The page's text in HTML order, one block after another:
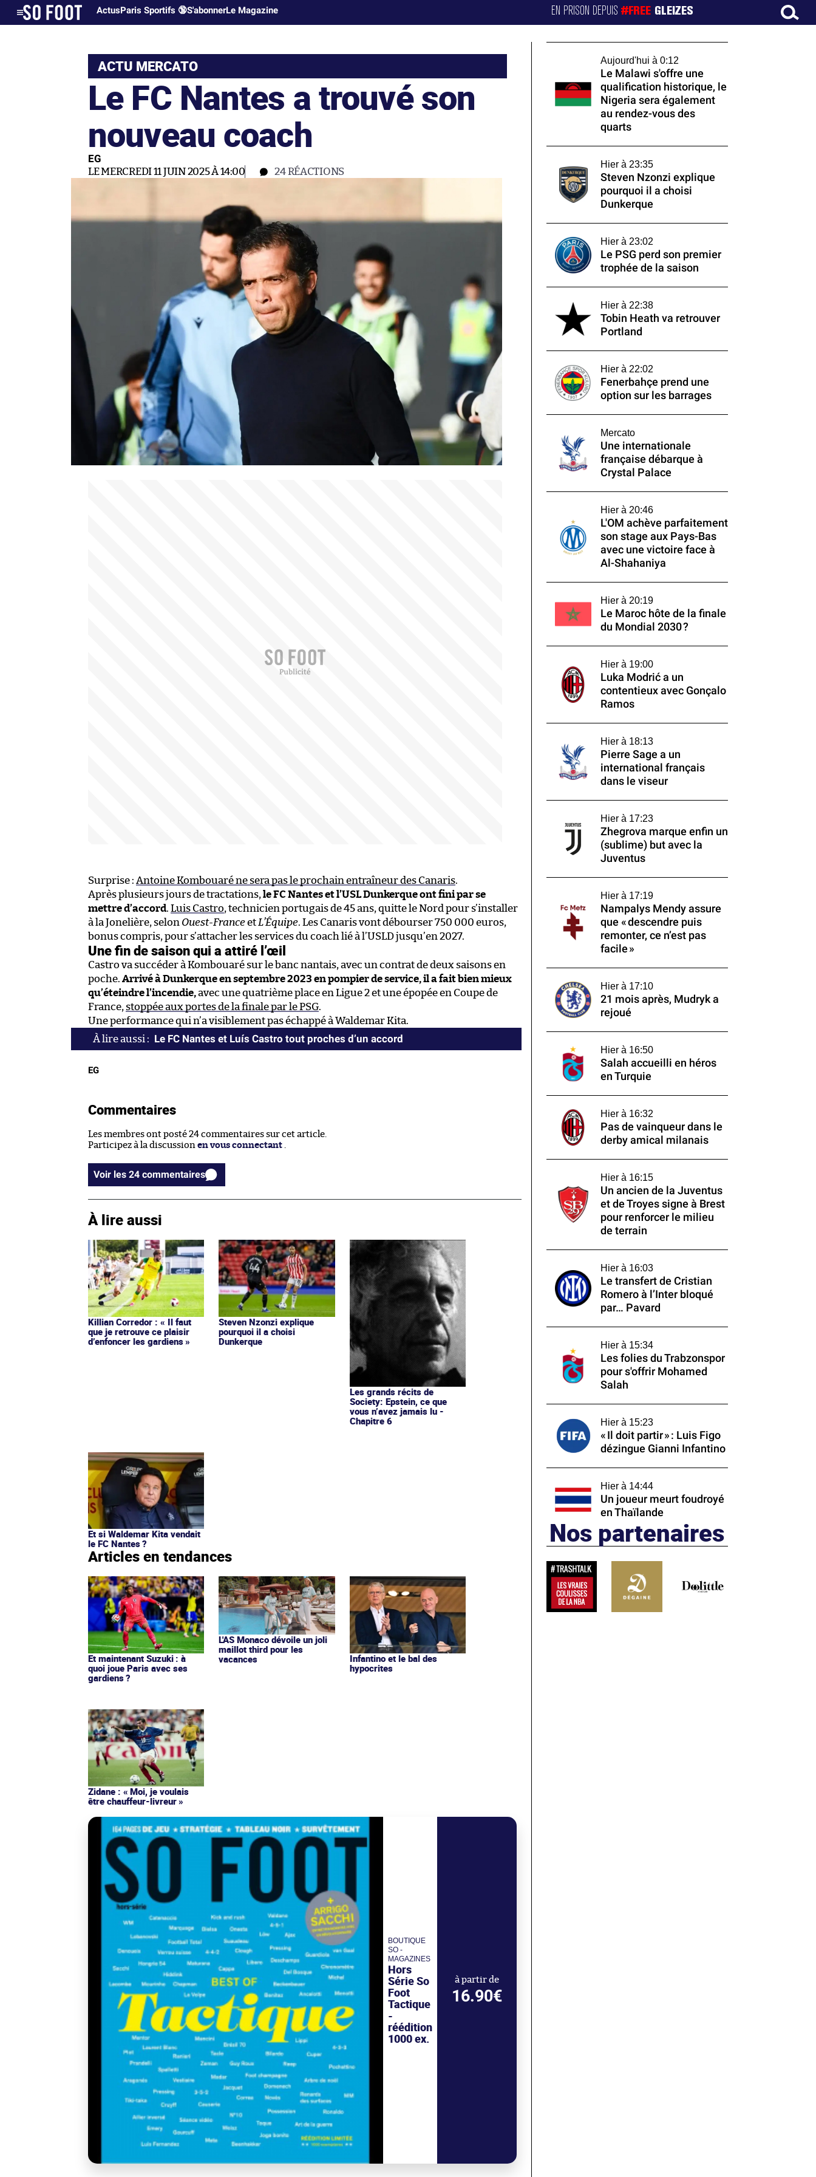
ActusParis Sportifs 🔞S'abonnerLe Magazine EN PRISON DEPUIS#FREE GLEIZES
ACTU MERCATO
Le FC Nantes a trouvé son
nouveau coach
EG
LE MERCREDI 11 JUIN 2025 À 14:00 24RÉACTIONS
Surprise : Antoine Kombouaré ne sera pas le prochain entraîneur des Canaris.
Après plusieurs jours de tractations, le FC Nantes et l’USL Dunkerque ont fini par se
mettre d’accord. Luis Castro, technicien portugais de 45 ans, quitte le Nord pour s’installer
à la Jonelière, selon Ouest-Franceet L’Équipe. Les Canaris vont débourser 750 000 euros,
bonus compris, pour s’attacher les services du coach lié à l’USLD jusqu’en 2027.
Une fin de saison qui a attiré l’œil
Castro va succéder à Kombouaré sur le banc nantais, avec un contrat de deux saisons en
poche. Arrivé à Dunkerque en septembre 2023 en pompier de service, il a fait bien mieux
qu’éteindre l’incendie,avec une quatrième place en Ligue 2 et une épopée en Coupe de
France, stoppée aux portes de la finale par le PSG.
Une performance qui n’a visiblement pas échappé à Waldemar Kita.
Le FC Nantes et Luís Castro tout proches d’un accord
EG
Commentaires
Les membres ont posté 24 commentaires sur cet article.
Participez à la discussion en vous connectant
Voir les 24 commentaires
À lire aussi
Killian Corredor : « Il faut
que je retrouve ce plaisir
d’enfoncer les gardiens »
Steven Nzonzi explique
pourquoi il a choisi
Dunkerque
Les grands récits de
Society: Epstein, ce que
vous n’avez jamais lu -
Chapitre 6
Et si Waldemar Kita vendait
le FC Nantes ?
Articles en tendances
Et maintenant Suzuki : à
quoi joue Paris avec ses
gardiens ?
L'AS Monaco dévoile un joli
maillot third pour les
vacances
Infantino et le bal des
hypocrites
Zidane : « Moi, je voulais
être chauffeur-livreur »
BOUTIQUE
SO -
MAGAZINES
Hors
Série So
Foot
Tactique
-
réédition
1000 ex.
à partir de
16.90€
Aujourd'hui à 0:12
Le Malawi s'offre une
qualification historique, le
Nigeria sera également
au rendez-vous des
quarts
Hier à 23:35
Steven Nzonzi explique
pourquoi il a choisi
Dunkerque
Hier à 23:02
Le PSG perd son premier
trophée de la saison
Hier à 22:38
Tobin Heath va retrouver
Portland
Hier à 22:02
Fenerbahçe prend une
option sur les barrages
Mercato
Une internationale
française débarque à
Crystal Palace
Hier à 20:46
L'OM achève parfaitement
son stage aux Pays-Bas
avec une victoire face à
Al-Shahaniya
Hier à 20:19
Le Maroc hôte de la finale
du Mondial 2030 ?
Hier à 19:00
Luka Modrić a un
contentieux avec Gonçalo
Ramos
Hier à 18:13
Pierre Sage a un
international français
dans le viseur
Hier à 17:23
Zhegrova marque enfin un
(sublime) but avec la
Juventus
Hier à 17:19
Nampalys Mendy assure
que « descendre puis
remonter, ce n’est pas
facile »
Hier à 17:10
21 mois après, Mudryk a
rejoué
Hier à 16:50
Salah accueilli en héros
en Turquie
Hier à 16:32
Pas de vainqueur dans le
derby amical milanais
Hier à 16:15
Un ancien de la Juventus
et de Troyes signe à Brest
pour renforcer le milieu
de terrain
Hier à 16:03
Le transfert de Cristian
Romero à l’Inter bloqué
par… Pavard
Hier à 15:34
Les folies du Trabzonspor
pour s'offrir Mohamed
Salah
Hier à 15:23
« Il doit partir » : Luis Figo
dézingue Gianni Infantino
Hier à 14:44
Un joueur meurt foudroyé
en Thaïlande
Nos partenaires